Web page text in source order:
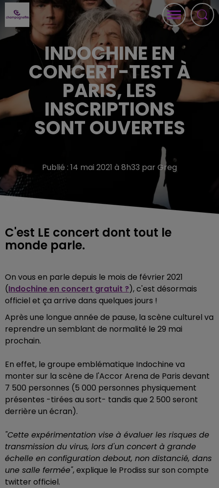
INDOCHINE EN
CONCERT-TEST À
PARIS, LES
INSCRIPTIONS
SONT OUVERTES
Publié : 14 mai 2021 à 8h33 par Greg
C'est LE concert dont tout le
monde parle.
On vous en parle depuis le mois de février 2021
(Indochine en concert gratuit ?), c'est désormais
officiel et ça arrive dans quelques jours !
Après une longue année de pause, la scène culturel va
reprendre un semblant de normalité le 29 mai
prochain.
En effet, le groupe emblématique Indochine va
monter sur la scène de l'Accor Arena de Paris devant
7 500 personnes (5 000 personnes physiquement
présentes -tirées au sort- tandis que 2 500 seront
derrière un écran).
"Cette expérimentation vise à évaluer les risques de
transmission du virus, lors d'un concert à grande
échelle en configuration debout, non distancié, dans
une salle fermée", explique le Prodiss sur son compte
twitter officiel.